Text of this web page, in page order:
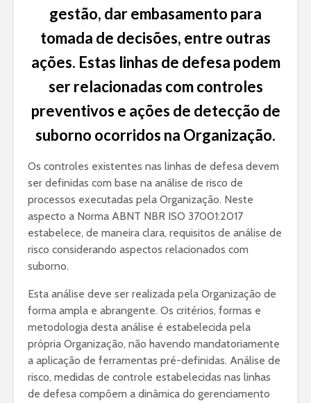
gestão, dar embasamento para
tomada de decisões, entre outras
ações. Estas linhas de defesa podem
ser relacionadas com controles
preventivos e ações de detecção de
suborno ocorridos na Organização.
Os controles existentes nas linhas de defesa devem
ser definidas com base na análise de risco de
processos executadas pela Organização. Neste
aspecto a Norma ABNT NBR ISO 37001:2017
estabelece, de maneira clara, requisitos de análise de
risco considerando aspectos relacionados com
suborno.
Esta análise deve ser realizada pela Organização de
forma ampla e abrangente. Os critérios, formas e
metodologia desta análise é estabelecida pela
própria Organização, não havendo mandatoriamente
a aplicação de ferramentas pré-definidas. Análise de
risco, medidas de controle estabelecidas nas linhas
de defesa compõem a dinâmica do gerenciamento